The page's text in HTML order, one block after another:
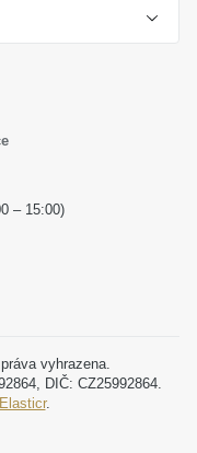
– 15:00)
vyhrazena.
DIČ: CZ25992864.
Elasticr.